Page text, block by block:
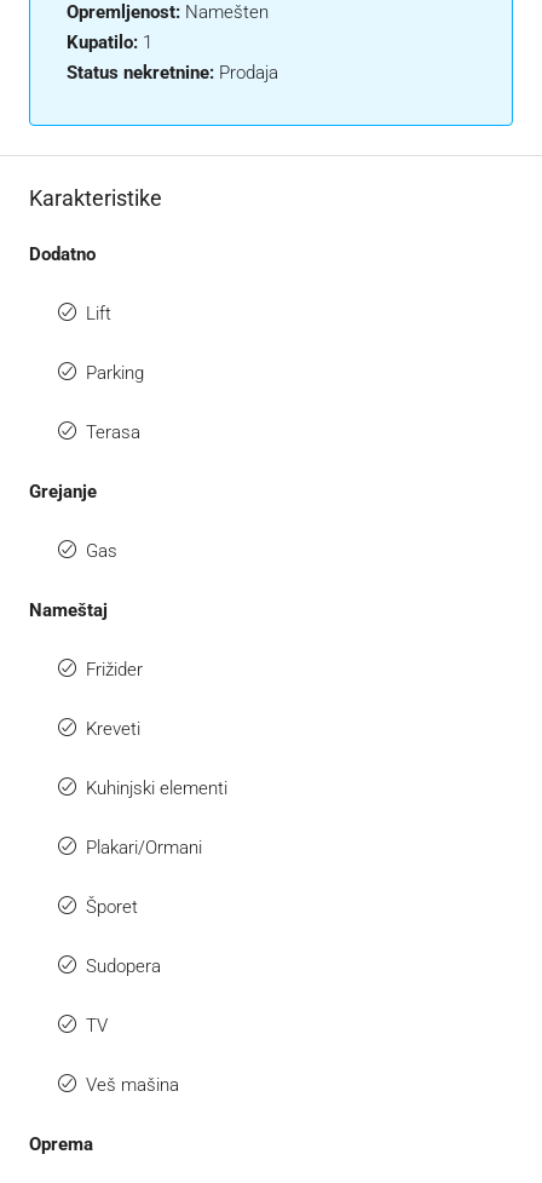
Opremljenost: Namešten
Kupatilo: 1
Status nekretnine: Prodaja
Karakteristike
Dodatno
Lift
Parking
Terasa
Grejanje
Gas
Nameštaj
Frižider
Kreveti
Kuhinjski elementi
Plakari/Ormani
Šporet
Sudopera
TV
Veš mašina
Oprema